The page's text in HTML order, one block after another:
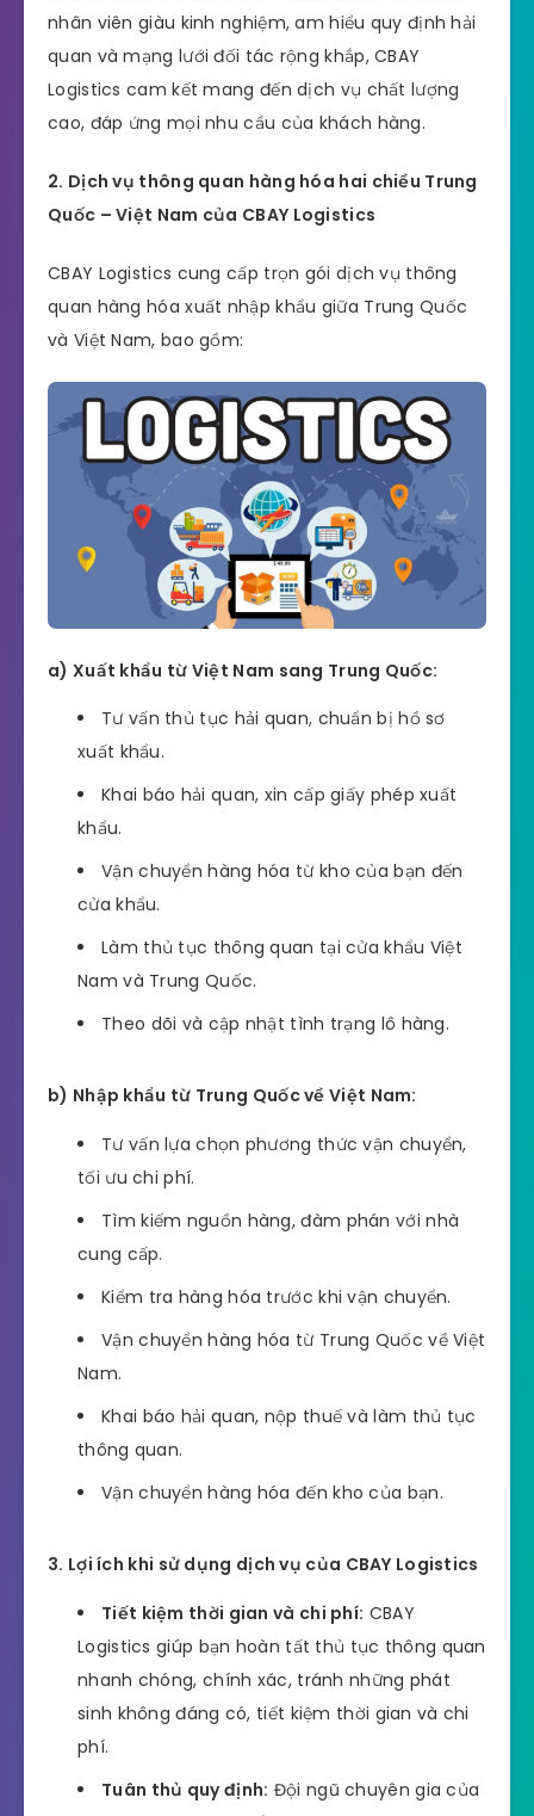
nhân viên giàu kinh nghiệm, am hiểu quy định hải
quan và mạng lưới đối tác rộng khắp, CBAY
Logistics cam kết mang đến dịch vụ chất lượng
cao, đáp ứng mọi nhu cầu của khách hàng.
2. Dịch vụ thông quan hàng hóa hai chiều Trung
Quốc – Việt Nam của CBAY Logistics
CBAY Logistics cung cấp trọn gói dịch vụ thông
quan hàng hóa xuất nhập khẩu giữa Trung Quốc
và Việt Nam, bao gồm:
a) Xuất khẩu từ Việt Nam sang Trung Quốc:
Tư vấn thủ tục hải quan, chuẩn bị hồ sơ
xuất khẩu.
Khai báo hải quan, xin cấp giấy phép xuất
khẩu.
Vận chuyển hàng hóa từ kho của bạn đến
cửa khẩu.
Làm thủ tục thông quan tại cửa khẩu Việt
Nam và Trung Quốc.
Theo dõi và cập nhật tình trạng lô hàng.
b) Nhập khẩu từ Trung Quốc về Việt Nam:
Tư vấn lựa chọn phương thức vận chuyển,
tối ưu chi phí.
Tìm kiếm nguồn hàng, đàm phán với nhà
cung cấp.
Kiểm tra hàng hóa trước khi vận chuyển.
Vận chuyển hàng hóa từ Trung Quốc về Việt
Nam.
Khai báo hải quan, nộp thuế và làm thủ tục
thông quan.
Vận chuyển hàng hóa đến kho của bạn.
3. Lợi ích khi sử dụng dịch vụ của CBAY Logistics
Tiết kiệm thời gian và chi phí: CBAY
Logistics giúp bạn hoàn tất thủ tục thông quan
nhanh chóng, chính xác, tránh những phát
sinh không đáng có, tiết kiệm thời gian và chi
phí.
Tuân thủ quy định: Đội ngũ chuyên gia của